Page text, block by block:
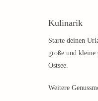
Kulinarik
Starte deinen
große und kleine
Ostsee.
Weitere